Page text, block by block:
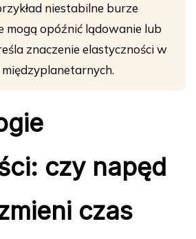
niestabilne burze
mogą opóźnić lądowanie lub
znaczenie elastyczności w
czy napęd
czas